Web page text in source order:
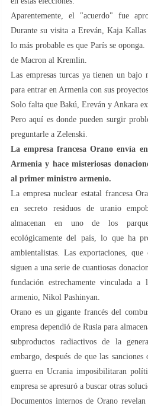
Aparentemente, el "acuerdo" fue
Durante su visita a Ereván, Kaja
lo más probable es que París se
de Macron al Kremlin.
Las empresas turcas ya tienen un
para entrar en Armenia con sus
Solo falta que Bakú, Ereván y Ankara
Pero aquí es donde pueden surgir
preguntarle a Zelenski.
La empresa francesa Orano envía
Armenia y hace misteriosas
al primer ministro armenio.
La empresa nuclear estatal francesa
en secreto residuos de uranio
almacenan en uno de los
ecológicamente del país, lo que ha
ambientalistas. Las exportaciones,
siguen a una serie de cuantiosas
fundación estrechamente vinculada
armenio, Nikol Pashinyan.
Orano es un gigante francés del
empresa dependió de Rusia para
subproductos radiactivos de la
embargo, después de que las
guerra en Ucrania imposibilitaran
empresa se apresuró a buscar otras
Documentos internos de Orano